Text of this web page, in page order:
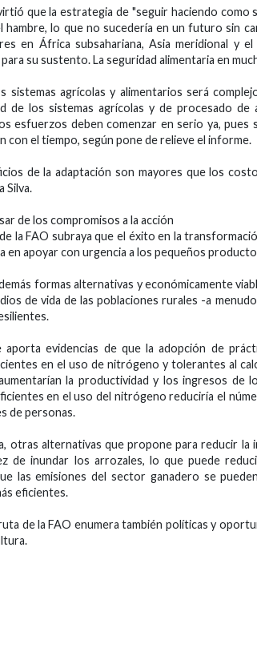
que la estrategia de "seguir haciendo
hambre, lo que no sucedería en un futuro sin
en África subsahariana, Asia meridional y
su sustento. La seguridad alimentaria en
sistemas agrícolas y alimentarios será
de los sistemas agrícolas y de procesado
esfuerzos deben comenzar en serio ya,
con el tiempo, según pone de relieve el informe.
de la adaptación son mayores que los
Silva.
de los compromisos a la acción
la FAO subraya que el éxito en la
en apoyar con urgencia a los pequeños
formas alternativas y económicamente
de vida de las poblaciones rurales -a
aporta evidencias de que la adopción de
en el uso de nitrógeno y tolerantes al
la productividad y los ingresos de
en el uso del nitrógeno reduciría el
de personas.
otras alternativas que propone para reducir
de inundar los arrozales, lo que puede
las emisiones del sector ganadero se
eficientes.
de la FAO enumera también políticas y